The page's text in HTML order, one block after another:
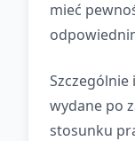
mieć
wydane po
stosunku